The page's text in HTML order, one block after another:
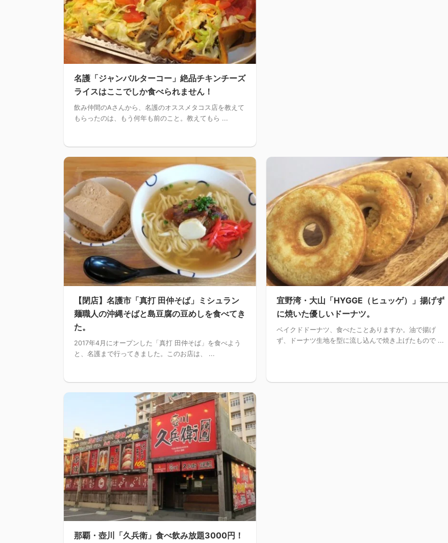
名護「ジャンバルターコー」絶品チキンチーズ
ライスはここでしか食べられません！
飲み仲間のAさんから、名護のオススメタコス店を教えて
もらったのは、もう何年も前のこと。教えてもら ...
【閉店】名護市「真打 田仲そば」ミシュラン
麺職人の沖縄そばと島豆腐の豆めしを食べてき
た。
2017年4月にオープンした「真打 田仲そば」を食べよう
と、名護まで行ってきました。このお店は、 ...
宜野湾・大山「HYGGE（ヒュッゲ）」揚げず
に焼いた優しいドーナツ。
ベイクドドーナツ、食べたことありますか。油で揚げ
ず、ドーナツ生地を型に流し込んで焼き上げたもので ...
那覇・壺川「久兵衛」食べ飲み放題3000円！